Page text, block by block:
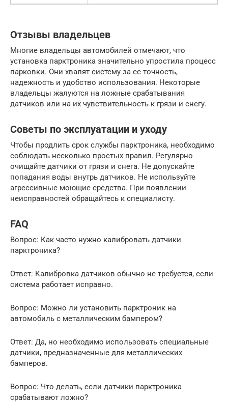
Отзывы владельцев
Многие владельцы автомобилей отмечают, что
установка парктроника значительно упростила процесс
парковки. Они хвалят систему за ее точность,
надежность и удобство использования. Некоторые
владельцы жалуются на ложные срабатывания
датчиков или на их чувствительность к грязи и снегу.
Советы по эксплуатации и уходу
Чтобы продлить срок службы парктроника, необходимо
соблюдать несколько простых правил. Регулярно
очищайте датчики от грязи и снега. Не допускайте
попадания воды внутрь датчиков. Не используйте
агрессивные моющие средства. При появлении
неисправностей обращайтесь к специалисту.
FAQ
Вопрос: Как часто нужно калибровать датчики
парктроника?
Ответ: Калибровка датчиков обычно не требуется, если
система работает исправно.
Вопрос: Можно ли установить парктроник на
автомобиль с металлическим бампером?
Ответ: Да, но необходимо использовать специальные
датчики, предназначенные для металлических
бамперов.
Вопрос: Что делать, если датчики парктроника
срабатывают ложно?